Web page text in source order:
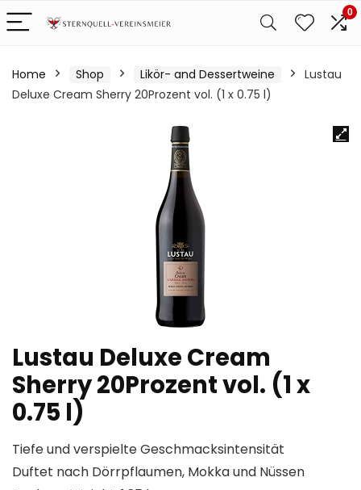
0
Home Shop Likör- and Dessertweine
Lustau
Deluxe Cream Sherry 20Prozent vol. (1 x 0.75 l)
Lustau Deluxe Cream
Sherry 20Prozent vol. (1 x
0.75 l)
Tiefe und verspielte Geschmacksintensität
Duftet nach Dörrpflaumen, Mokka und Nüssen